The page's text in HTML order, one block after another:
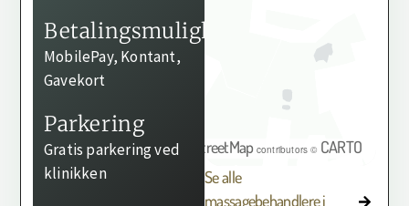
Betalingsmuligheder
MobilePay, Kontant,
Gavekort
Parkering
Gratis parkering ved
klinikken
©OpenStreetMapcontributors © CARTO
Se alle
massagebehandlere i